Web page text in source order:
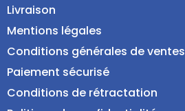
Livraison
Mentions légales
Conditions générales de ventes
Paiement sécurisé
Conditions de rétractation